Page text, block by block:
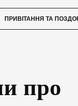
ПРИВІТАННЯ ТА
про